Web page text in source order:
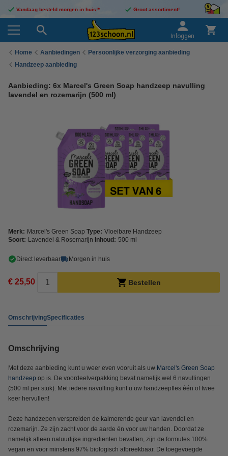
Vandaag besteld morgen in huis!* Groot assortiment!
Inloggen
Home Aanbiedingen
Persoonlijke verzorging aanbieding
Handzeep aanbieding
Aanbieding: 6x Marcel's Green Soap handzeep navulling
lavendel en rozemarijn (500 ml)
Merk: Marcel's Green Soap Type: Vloeibare Handzeep
Soort: Lavendel & Rosemarijn Inhoud: 500 ml
Direct leverbaar Morgen in huis
€ 25,50 Bestellen
OmschrijvingSpecificaties
Omschrijving
Met deze aanbieding kunt u weer even vooruit als uw Marcel's Green Soap
handzeep op is. De voordeelverpakking bevat namelijk wel 6 navullingen
(500 ml per stuk). Met iedere navulling kunt u uw handzeepfles één of twee
keer hervullen!
Deze handzepen verspreiden de kalmerende geur van lavendel en
rozemarijn. Ze zijn zacht voor de aarde én voor uw handen. Doordat ze
namelijk alleen natuurlijke ingrediënten bevatten, zijn de formules 100%
vegan en voor minstens 97% biologisch afbreekbaar. De toegevoegde